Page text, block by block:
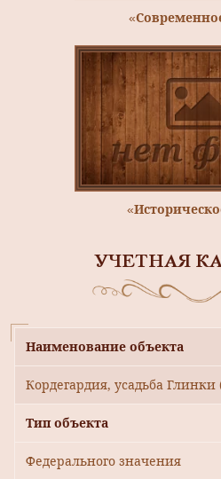
УЧЕТНАЯ
Наименование объекта
Кордегардия, усадьба Глинки
Тип объекта
Федерального значения